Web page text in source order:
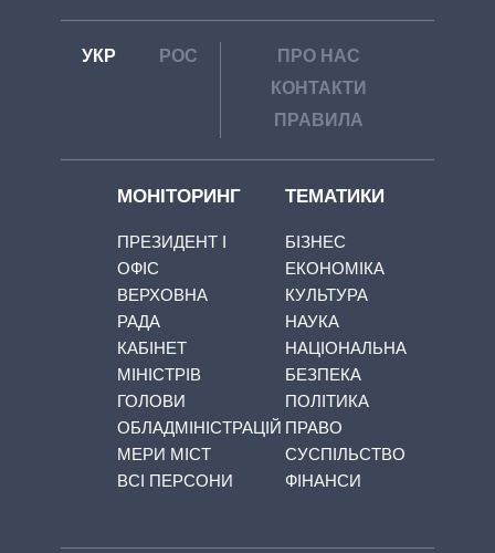
УКР РОС
ПРО НАС
КОНТАКТИ
ПРАВИЛА
МОНІТОРИНГ
ПРЕЗИДЕНТ І
ОФІС
ВЕРХОВНА
РАДА
КАБІНЕТ
МІНІСТРІВ
ГОЛОВИ
ОБЛАДМІНІСТРАЦІЙ
МЕРИ МІСТ
ВСІ ПЕРСОНИ
ТЕМАТИКИ
БІЗНЕС
ЕКОНОМІКА
КУЛЬТУРА
НАУКА
НАЦІОНАЛЬНА
БЕЗПЕКА
ПОЛІТИКА
ПРАВО
СУСПІЛЬСТВО
ФІНАНСИ